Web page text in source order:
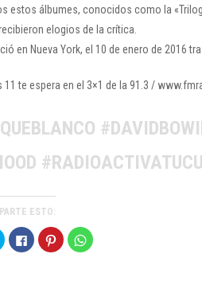
estos álbumes, conocidos como la
elogios de la crítica.
en Nueva York, el 10 de enero de 2016
11 te espera en el 3×1 de la 91.3 /
ESTO:
Haz
clic
para
Haz
clic
para
Haz
clic
para
Haz
clic